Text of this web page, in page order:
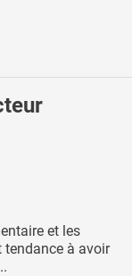
et les
tendance à avoir